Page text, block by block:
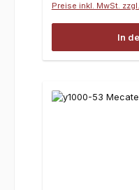
Preise inkl. MwSt.
In